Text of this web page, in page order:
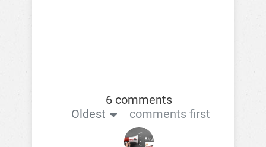
6 comments
Oldest
comments first